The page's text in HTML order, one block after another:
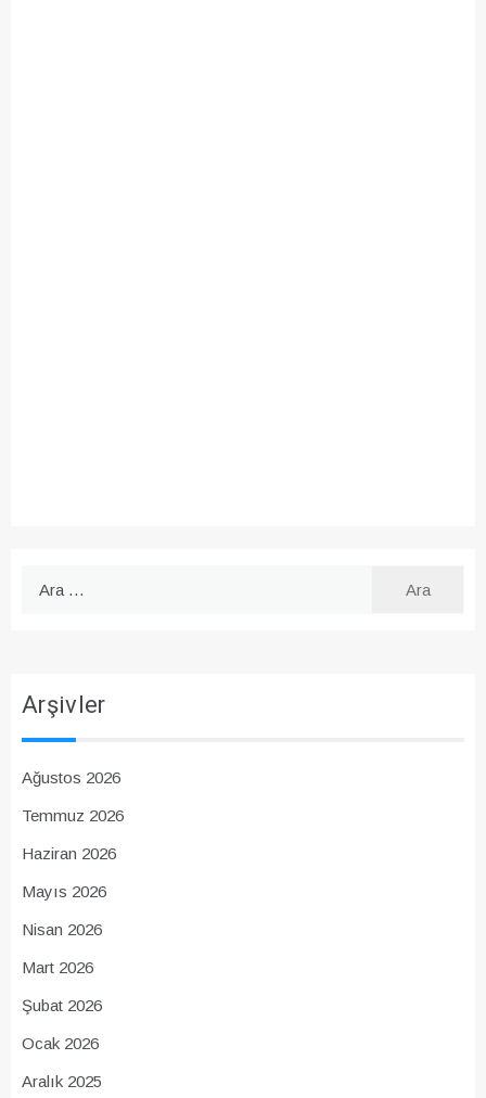
Arşivler
Ağustos 2026
Temmuz 2026
Haziran 2026
Mayıs 2026
Nisan 2026
Mart 2026
Şubat 2026
Ocak 2026
Aralık 2025